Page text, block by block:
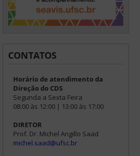
CONTATOS
Horário de atendimento da
Direção do CDS
Segunda a Sexta Feira
08:00 às 12:00 | 13:00 às 17:00
DIRETOR
Prof. Dr. Michel Angillo Saad
michel.saad@ufsc.br